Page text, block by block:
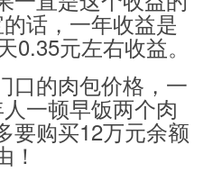
话，一年收益是
0.35元左右收益。
口的肉包价格，一
一顿早饭两个肉
要购买12万元余额
！